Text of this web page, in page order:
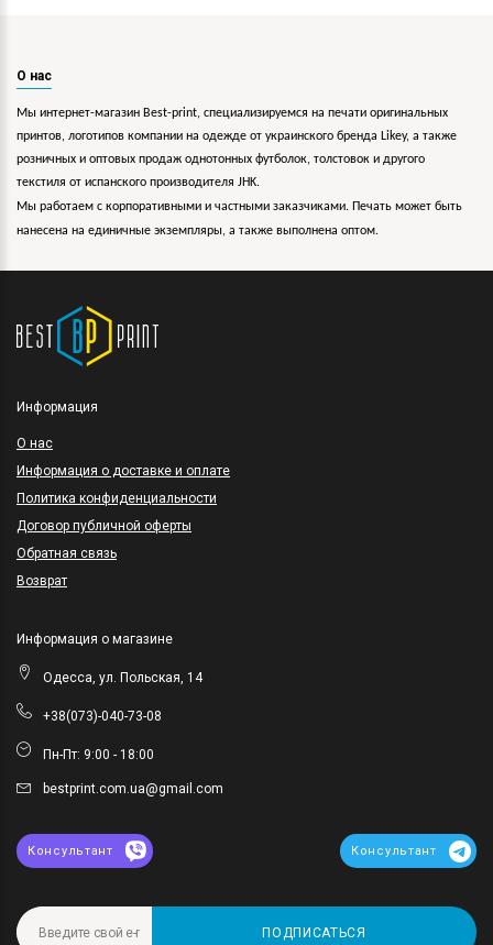
О нас
Мы интернет-магазин Best-print, специализируемся на печати оригинальных
принтов, логотипов компании на одежде от украинского бренда Likey, а также
розничных и оптовых продаж однотонных футболок, толстовок и другого
текстиля от испанского производителя JHK.
Мы работаем с корпоративными и частными заказчиками. Печать может быть
нанесена на единичные экземпляры, а также выполнена оптом.
Информация
O нас
Информация о доставке и оплате
Политика конфиденциальности
Договор публичной оферты
Обратная связь
Возврат
Информация о магазине
Одесса, ул. Польская, 14
+38(073)-040-73-08
Пн-Пт: 9:00 - 18:00
bestprint.com.ua@gmail.com
Консультант Консультант
ПОДПИСАТЬСЯ